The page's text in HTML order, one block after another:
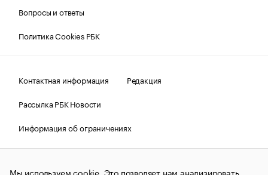
Вопросы и ответы
Политика Cookies РБК
Контактная информация
Редакция
Рассылка РБК Новости
Информация об ограничениях
Правовая информация
О соблюдении авторских прав
Мы используем cookie. Это позволяет нам анализировать